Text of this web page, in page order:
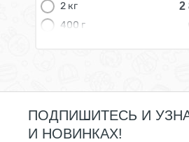
2 кг
2
400 г
ПОДПИШИТЕСЬ И
И НОВИНКАХ!